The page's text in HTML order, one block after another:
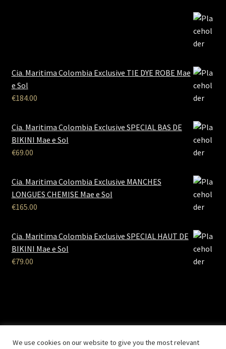
Cia. Maritima Colombia Exclusive TIE DYE ROBE Mae
e Sol
€184.00
Cia. Maritima Colombia Exclusive SPECIAL BAS DE
BIKINI Mae e Sol
€69.00
Cia. Maritima Colombia Exclusive MANCHES
LONGUES CHEMISE Mae e Sol
€165.00
Cia. Maritima Colombia Exclusive SPECIAL HAUT DE
BIKINI Mae e Sol
€79.00
Réalisé parSolemarweb.com
We use cookies on our website to give you the most relevant